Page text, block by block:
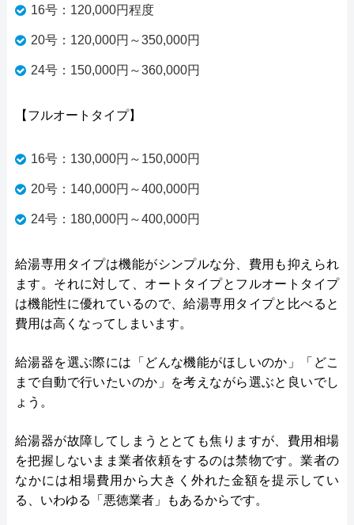
16号：120,000円程度
20号：120,000円～350,000円
24号：150,000円～360,000円
【フルオートタイプ】
16号：130,000円～150,000円
20号：140,000円～400,000円
24号：180,000円～400,000円
給湯専用タイプは機能がシンプルな分、費用も抑えられ
ます。それに対して、オートタイプとフルオートタイプ
は機能性に優れているので、給湯専用タイプと比べると
費用は高くなってしまいます。
給湯器を選ぶ際には「どんな機能がほしいのか」「どこ
まで自動で行いたいのか」を考えながら選ぶと良いでし
ょう。
給湯器が故障してしまうととても焦りますが、費用相場
を把握しないまま業者依頼をするのは禁物です。業者の
なかには相場費用から大きく外れた金額を提示してい
る、いわゆる「悪徳業者」もあるからです。